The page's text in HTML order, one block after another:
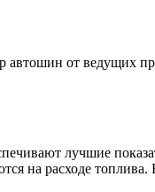
от ведущих
лучшие
на расходе